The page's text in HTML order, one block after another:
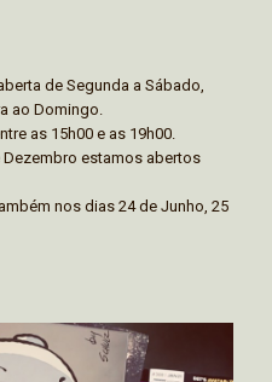
de Segunda a Sábado,
ao Domingo.
as 15h00 e as 19h00.
Dezembro estamos abertos
nos dias 24 de Junho, 25